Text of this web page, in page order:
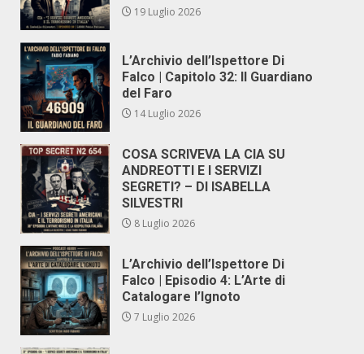
19 Luglio 2026
L’Archivio dell’Ispettore Di
Falco | Capitolo 32: Il Guardiano
del Faro
14 Luglio 2026
COSA SCRIVEVA LA CIA SU
ANDREOTTI E I SERVIZI
SEGRETI? – DI ISABELLA
SILVESTRI
8 Luglio 2026
L’Archivio dell’Ispettore Di
Falco | Episodio 4: L’Arte di
Catalogare l’Ignoto
7 Luglio 2026